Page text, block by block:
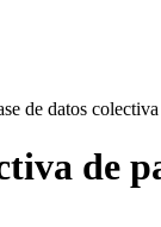
de datos
de